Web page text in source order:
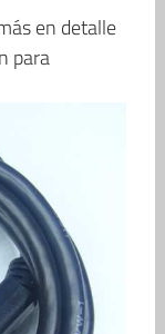
en detalle
para